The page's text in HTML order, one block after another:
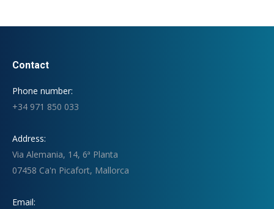
Contact
Phone number:
+34 971 850 033
Address:
Via Alemania, 14, 6ª Planta
07458 Ca'n Picafort, Mallorca
Email: